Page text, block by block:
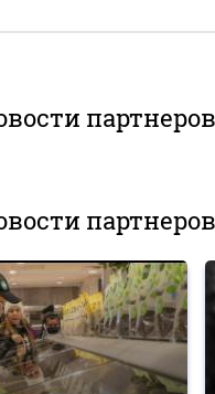
партнеров
партнеров